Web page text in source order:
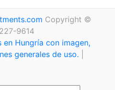
Copyright ©
9614
Hungría con imagen,
generales de uso.